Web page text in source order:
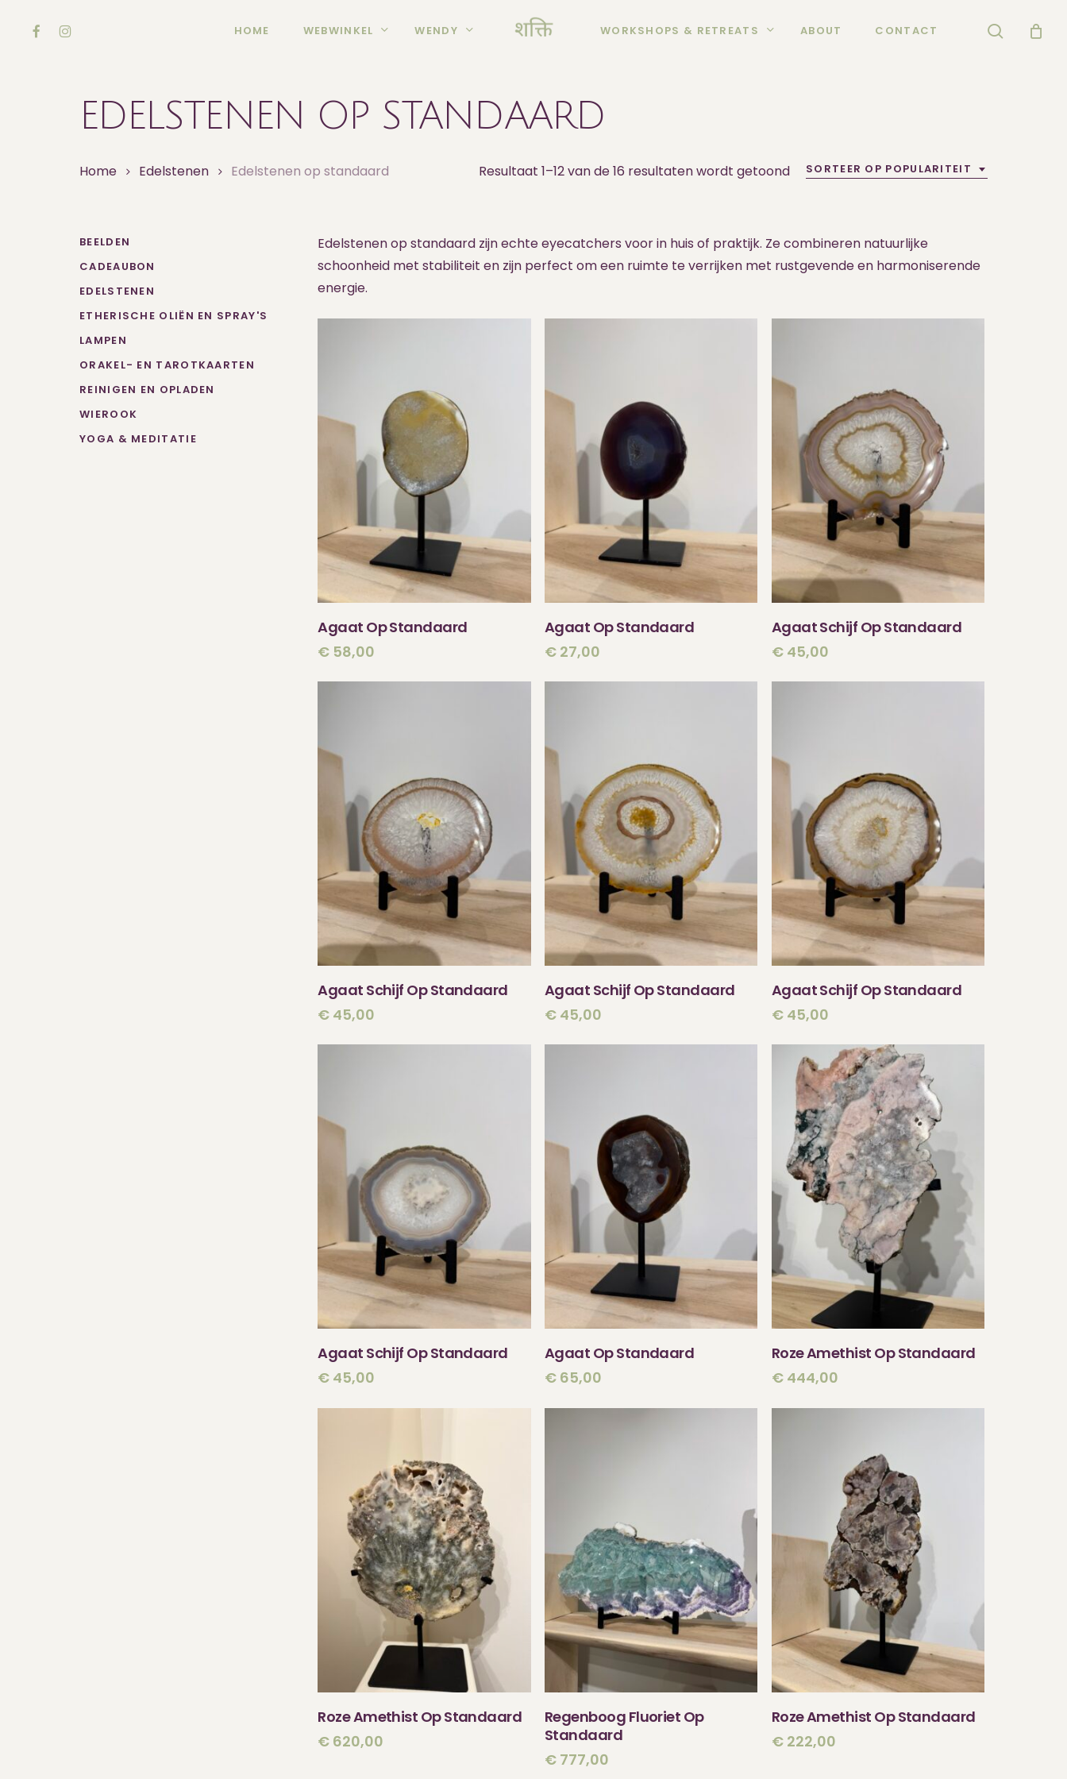
HOME WEBWINKEL WENDY WORKSHOPS & RETREATS ABOUT CONTACT
FACEBOOKINSTAGRAM search
EDELSTENEN OP STANDAARD
SORTEER OP POPULARITEIT
Resultaat 1–12 van de 16 resultaten wordt getoondGesorteerd
populariteit
Home Edelstenen Edelstenen op standaard
BEELDEN
CADEAUBON
EDELSTENEN
ETHERISCHE OLIËN EN SPRAY'S
LAMPEN
ORAKEL- EN TAROTKAARTEN
REINIGEN EN OPLADEN
WIEROOK
YOGA & MEDITATIE
Edelstenen op standaard zijn echte eyecatchers voor in huis of praktijk. Ze combineren natuurlijke
schoonheid met stabiliteit en zijn perfect om een ruimte te verrijken met rustgevende en harmoniserende
energie.
TOEVOEGEN AAN
WINKELWAGEN
Agaat Op Standaard
€ 58,00
TOEVOEGEN AAN
WINKELWAGEN
Agaat Op Standaard
€27,00
TOEVOEGEN AAN
WINKELWAGEN
Agaat Schijf Op Standaard
€45,00
TOEVOEGEN AAN
WINKELWAGEN
Agaat Schijf Op Standaard
€ 45,00
TOEVOEGEN AAN
WINKELWAGEN
Agaat Schijf Op Standaard
€45,00
TOEVOEGEN AAN
WINKELWAGEN
Agaat Schijf Op Standaard
€45,00
TOEVOEGEN AAN
WINKELWAGEN
Agaat Schijf Op Standaard
€ 45,00
TOEVOEGEN AAN
WINKELWAGEN
Agaat Op Standaard
€65,00
TOEVOEGEN AAN
WINKELWAGEN
Roze Amethist Op Standaard
€444,00
TOEVOEGEN AAN
WINKELWAGEN
Roze Amethist Op Standaard
€ 620,00
TOEVOEGEN AAN
WINKELWAGEN
Regenboog Fluoriet Op
Standaard
€777,00
TOEVOEGEN AAN
WINKELWAGEN
Roze Amethist Op Standaard
€222,00